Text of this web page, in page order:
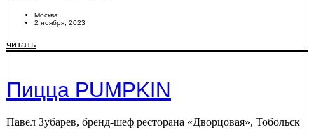
Москва
2 ноября, 2023
читать
Пицца PUMPKIN
Павел Зубарев, бренд-шеф ресторана «Дворцовая», Тобольск